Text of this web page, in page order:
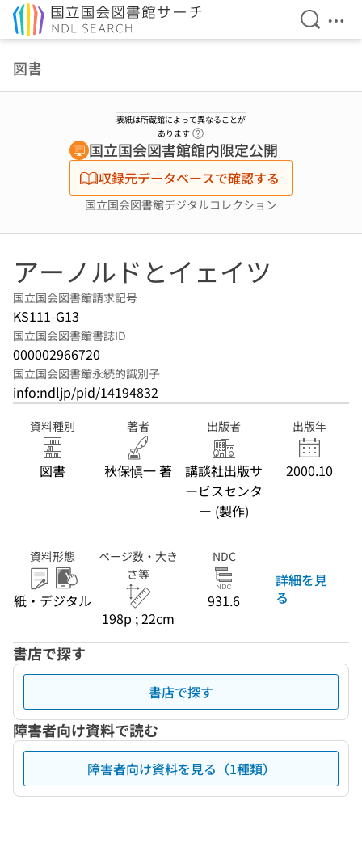
検索を
メ
図書
表紙は所蔵館によって異なることが
あります
国立国会図書館館内限定公開
収録元データベースで確認する
国立国会図書館デジタルコレクション
アーノルドとイェイツ
国立国会図書館請求記号
KS111-G13
国立国会図書館書誌ID
000002966720
国立国会図書館永続的識別子
info:ndljp/pid/14194832
資料種別
図書
著者
秋保愼一 著
出版者
講談社出版サ
ービスセンタ
ー (製作)
出版年
2000.10
資料形態
紙・デジタル
ページ数・大き
さ等
198p ; 22cm
NDC
931.6
詳細を見
る
書店で探す
書店で探す
障害者向け資料で読む
障害者向け資料を見る（1種類）